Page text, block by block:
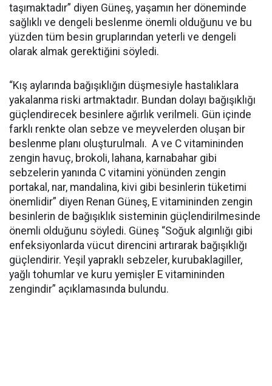
taşımaktadır” diyen Güneş, yaşamın her döneminde
sağlıklı ve dengeli beslenme önemli olduğunu ve bu
yüzden tüm besin gruplarından yeterli ve dengeli
olarak almak gerektiğini söyledi.
“Kış aylarında bağışıklığın düşmesiyle hastalıklara
yakalanma riski artmaktadır. Bundan dolayı bağışıklığı
güçlendirecek besinlere ağırlık verilmeli. Gün içinde
farklı renkte olan sebze ve meyvelerden oluşan bir
beslenme planı oluşturulmalı. A ve C vitamininden
zengin havuç, brokoli, lahana, karnabahar gibi
sebzelerin yanında C vitamini yönünden zengin
portakal, nar, mandalina, kivi gibi besinlerin tüketimi
önemlidir” diyen Renan Güneş, E vitamininden zengin
besinlerin de bağışıklık sisteminin güçlendirilmesinde
önemli olduğunu söyledi. Güneş “Soğuk algınlığı gibi
enfeksiyonlarda vücut direncini artırarak bağışıklığı
güçlendirir. Yeşil yapraklı sebzeler, kurubaklagiller,
yağlı tohumlar ve kuru yemişler E vitamininden
zengindir” açıklamasında bulundu.